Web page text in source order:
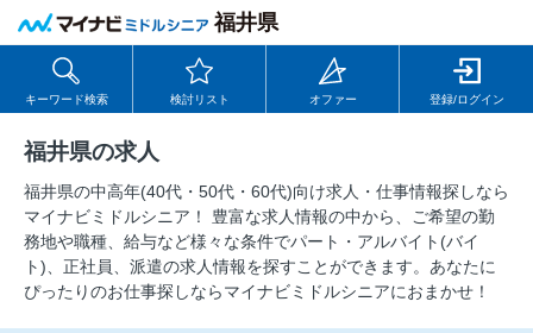
福井県
キーワード検索 検討リスト オファー 登録/ログイン
福井県の求人
福井県の中⾼年(40代・50代・60代)向け求⼈・仕事情報探しなら
マイナビミドルシニア！ 豊富な求人情報の中から、ご希望の勤
務地や職種、給与など様々な条件でパート・アルバイト(バイ
ト)、正社員、派遣の求人情報を探すことができます。あなたに
ぴったりのお仕事探しならマイナビミドルシニアにおまかせ！